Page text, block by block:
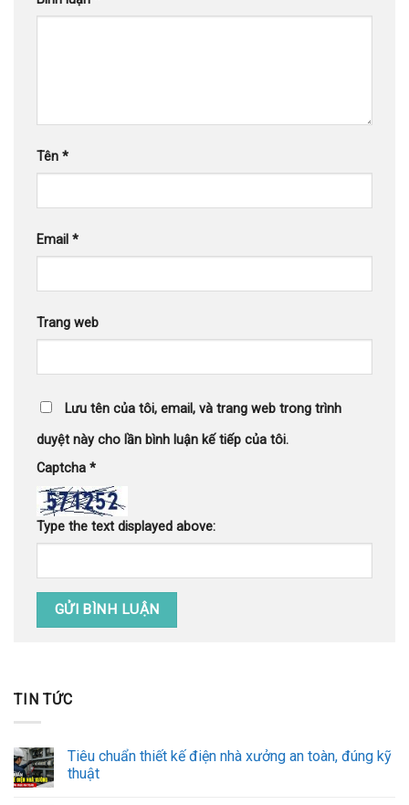
Tên *
Email *
Trang web
Lưu tên của tôi, email, và trang web trong trình
duyệt này cho lần bình luận kế tiếp của tôi.
Captcha *
Type the text displayed above:
TIN TỨC
Tiêu chuẩn thiết kế điện nhà xưởng an toàn, đúng kỹ
thuật